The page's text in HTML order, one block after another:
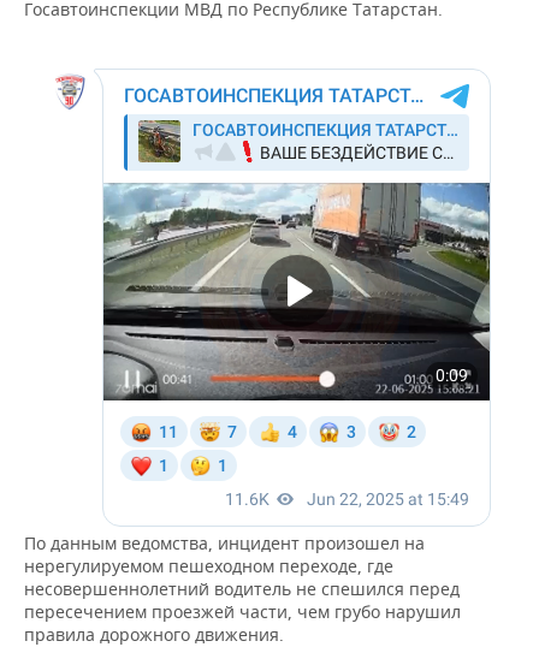
ФИГУРНОЕ КАТАНИЕ
ВОДНЫЕ ВИДЫ СПОРТА
ХОККЕЙ С МЯЧОМ
МЕДИЦИНА
ОБРАЗОВАНИЕ
ПРОИСШЕСТВИЯ
ПОЛНАЯ ВЕРСИЯ
Госавтоинспекции МВД по Республике Татарстан.
По данным ведомства, инцидент произошел на
нерегулируемом пешеходном переходе, где
несовершеннолетний водитель не спешился перед
пересечением проезжей части, чем грубо нарушил
правила дорожного движения.